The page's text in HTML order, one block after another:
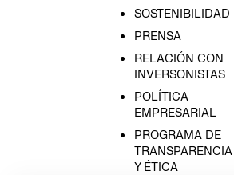
SOSTENIBILIDAD
PRENSA
RELACIÓN CON
INVERSONISTAS
POLÍTICA
EMPRESARIAL
PROGRAMA DE
TRANSPARENCIA
Y ÉTICA